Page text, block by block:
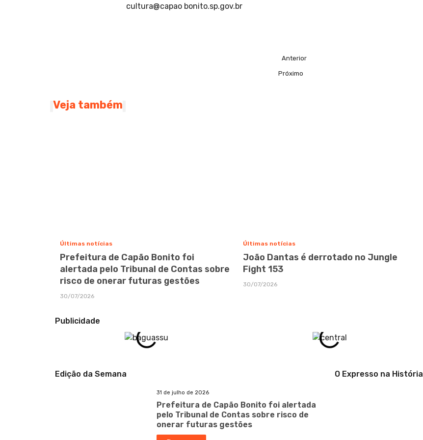
cultura@capao bonito.sp.gov.br
Anterior
Próximo
Veja também
Últimas notícias
Prefeitura de Capão Bonito foi
alertada pelo Tribunal de Contas sobre
risco de onerar futuras gestões
30/07/2026
Últimas notícias
João Dantas é derrotado no Jungle
Fight 153
30/07/2026
Publicidade
Edição da Semana
31 de julho de 2026
Prefeitura de Capão Bonito foi alertada
pelo Tribunal de Contas sobre risco de
onerar futuras gestões
O Expresso na História